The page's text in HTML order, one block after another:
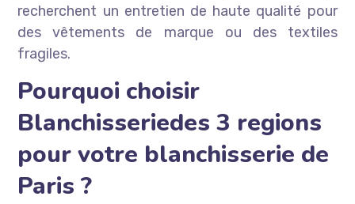
recherchent un entretien de haute qualité pour
des vêtements de marque ou des textiles
fragiles.
Pourquoi choisir
Blanchisseriedes 3 regions
pour votre blanchisserie de
Paris ?